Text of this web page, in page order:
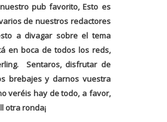
pub favorito, Esto es
de nuestros redactores
a divagar sobre el tema
en boca de todos los reds,
Sentaros, disfrutar de
brebajes y darnos vuestra
veréis hay de todo, a favor,
otra ronda¡